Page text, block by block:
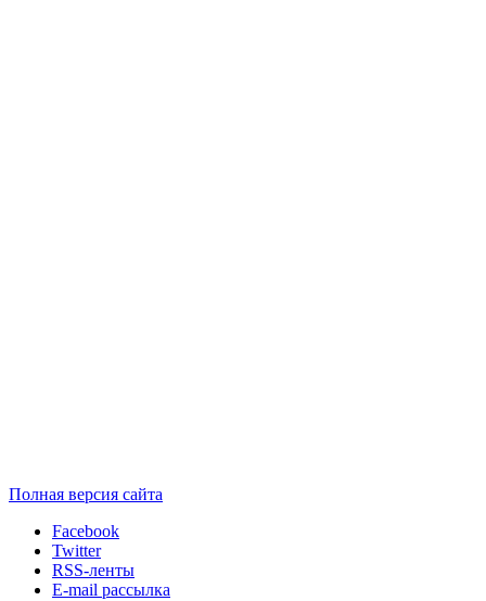
Полная версия сайта
Facebook
Twitter
RSS-ленты
E-mail рассылка